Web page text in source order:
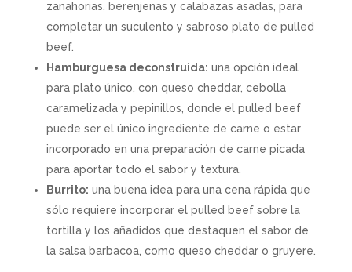
zanahorias, berenjenas y calabazas asadas, para
completar un suculento y sabroso plato de pulled
beef.
Hamburguesa deconstruida: una opción ideal
para plato único, con queso cheddar, cebolla
caramelizada y pepinillos, donde el pulled beef
puede ser el único ingrediente de carne o estar
incorporado en una preparación de carne picada
para aportar todo el sabor y textura.
Burrito: una buena idea para una cena rápida que
sólo requiere incorporar el pulled beef sobre la
tortilla y los añadidos que destaquen el sabor de
la salsa barbacoa, como queso cheddar o gruyere.